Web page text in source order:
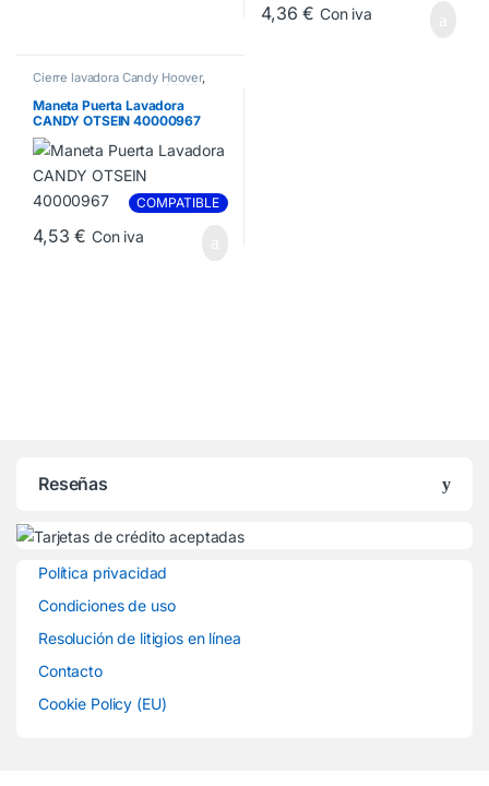
4,36€ Con iva
Cierre lavadora Candy Hoover,
Cierre puerta lavadora OTSEIN
Maneta Puerta Lavadora
CANDY OTSEIN 40000967
COMPATIBLE
4,53€ Con iva
Reseñas
Política privacidad
Condiciones de uso
Resolución de litigios en línea
Contacto
Cookie Policy (EU)